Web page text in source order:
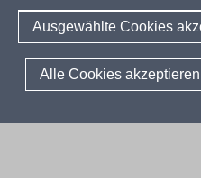
Ausgewählte Cookies
Alle Cookies akzeptieren
Berichtswesen Weiterbildung
ElternMitWirkung NRW
KI:EB
Amtsblattabonnieren
© 2026 QUA-LiS
Fußzeile
Impressum